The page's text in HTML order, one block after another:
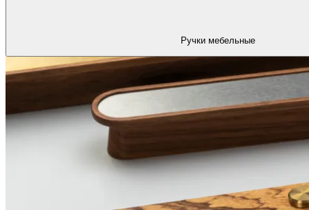
Ручки мебельные